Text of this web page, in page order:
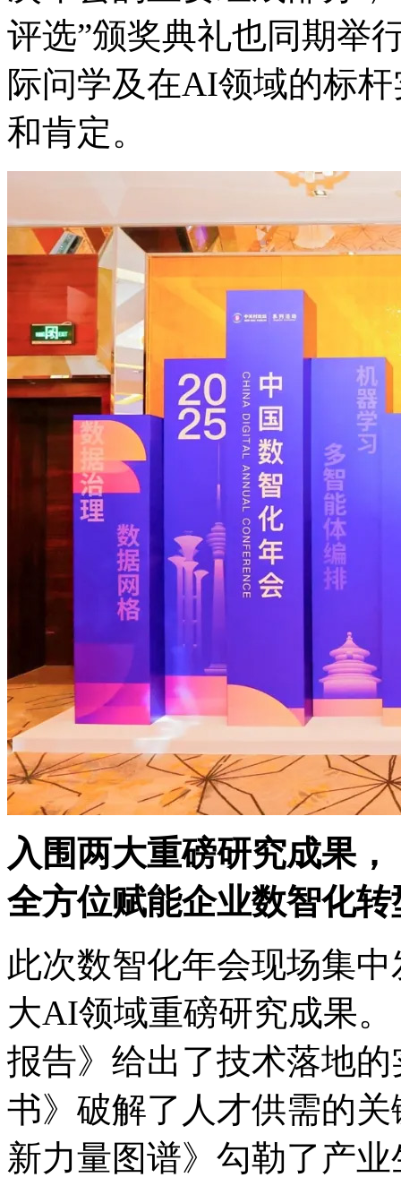
评选”颁奖典礼也同期举行
际问学及在AI领域的标杆
和肯定。
入围两大重磅研究成果，
全方位赋能企业数智化转
此次数智化年会现场集
大AI领域重磅研究成果
报告》给出了技术落地的
书》破解了人才供需的关
新力量图谱》勾勒了产